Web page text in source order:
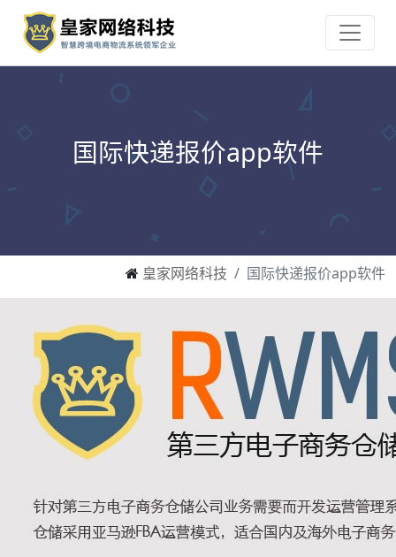
国际快递报价app软件
皇家网络科技 国际快递报价app软件